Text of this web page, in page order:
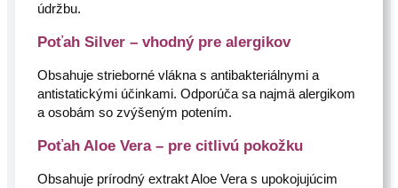
údržbu.
Poťah Silver – vhodný pre alergikov
Obsahuje strieborné vlákna s antibakteriálnymi a
antistatickými účinkami. Odporúča sa najmä alergikom
a osobám so zvýšeným potením.
Poťah Aloe Vera – pre citlivú pokožku
Obsahuje prírodný extrakt Aloe Vera s upokojujúcim